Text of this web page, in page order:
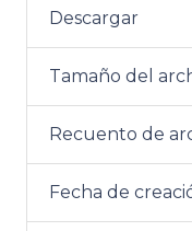
Descargar
Tamaño del
Recuento de
Fecha de